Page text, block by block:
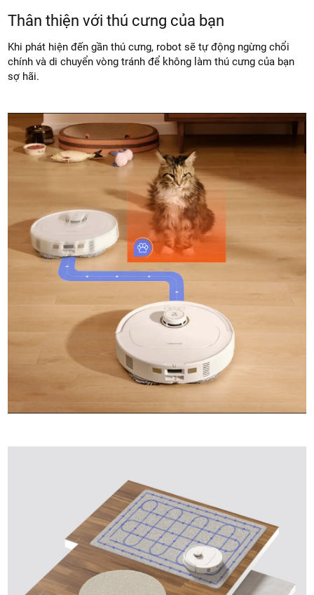
Thân thiện với thú cưng của bạn
Khi phát hiện đến gần thú cưng, robot sẽ tự động ngừng chổi
chính và di chuyển vòng tránh để không làm thú cưng của bạn
sợ hãi.